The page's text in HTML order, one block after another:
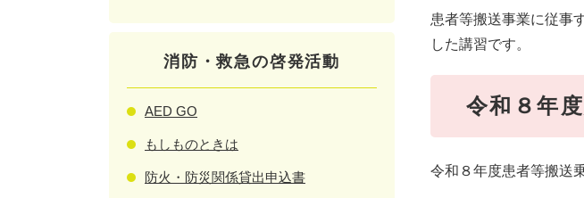
患者等搬送事業に従事
した講習です。
令和８年
令和８年度患者等搬送
消防・救急の啓発活動
AED GO
もしものときは
防火・防災関係貸出申込書